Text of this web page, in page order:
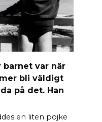
barnet var när
bli väldigt
på det. Han
en liten pojke